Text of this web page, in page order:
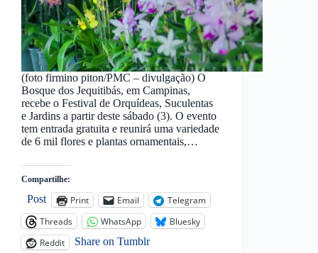
(foto firmino piton/PMC – divulgação) O
Bosque dos Jequitibás, em Campinas,
recebe o Festival de Orquídeas, Suculentas
e Jardins a partir deste sábado (3). O evento
tem entrada gratuita e reunirá uma variedade
de 6 mil flores e plantas ornamentais,…
Compartilhe:
Post Print Email
Telegram
Threads
WhatsApp
Bluesky
Reddit
Share on Tumblr